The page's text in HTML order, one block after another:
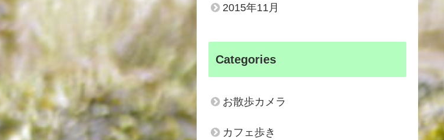
2015年11月
Categories
お散歩カメラ
カフェ歩き